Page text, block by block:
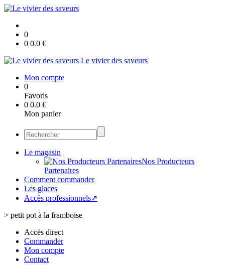
0
0 0.0 €
Le vivier des saveurs
Mon compte
0
Favoris
0 0.0 €
Mon panier
Le magasin
Nos Producteurs
Partenaires
Comment commander
Les glaces
Accès professionnels↗
> petit pot à la framboise
Accès direct
Commander
Mon compte
Contact